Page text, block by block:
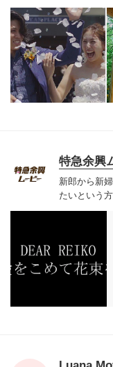
こと」を大
す✈︎お気軽
特急余興
新郎から新
たいという
のに思い出